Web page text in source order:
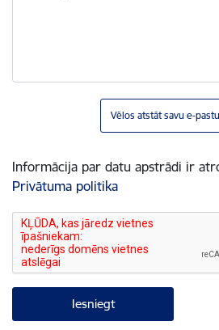
Vēlos atstāt savu e-
Informācija par datu apstrādi ir
Privātuma politika